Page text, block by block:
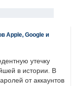
Apple, Google и
утечку
в истории. В
от аккаунтов